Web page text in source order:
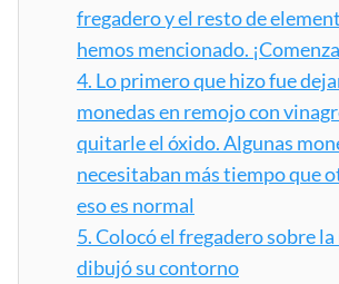
fregadero y el resto de
hemos mencionado.
4. Lo primero que hizo fue
monedas en remojo con
quitarle el óxido. Algunas
necesitaban más tiempo que
eso es normal
5.Colocó el fregadero sobre la
dibujó su contorno